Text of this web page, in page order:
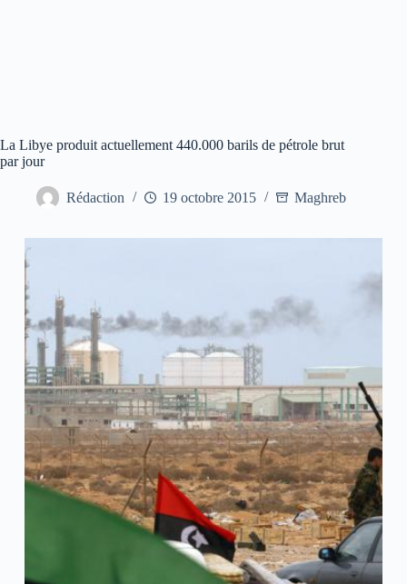
La Libye produit actuellement 440.000 barils de pétrole brut
par jour
Rédaction 19 octobre 2015 Maghreb